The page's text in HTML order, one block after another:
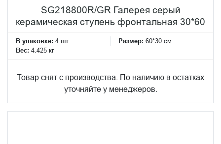
SG218800R/GR Галерея серый
керамическая ступень фронтальная 30*60
В упаковке: 4 шт Размер: 60*30 см
Вес: 4.425 кг
Товар снят с производства. По наличию в остатках
уточняйте у менеджеров.